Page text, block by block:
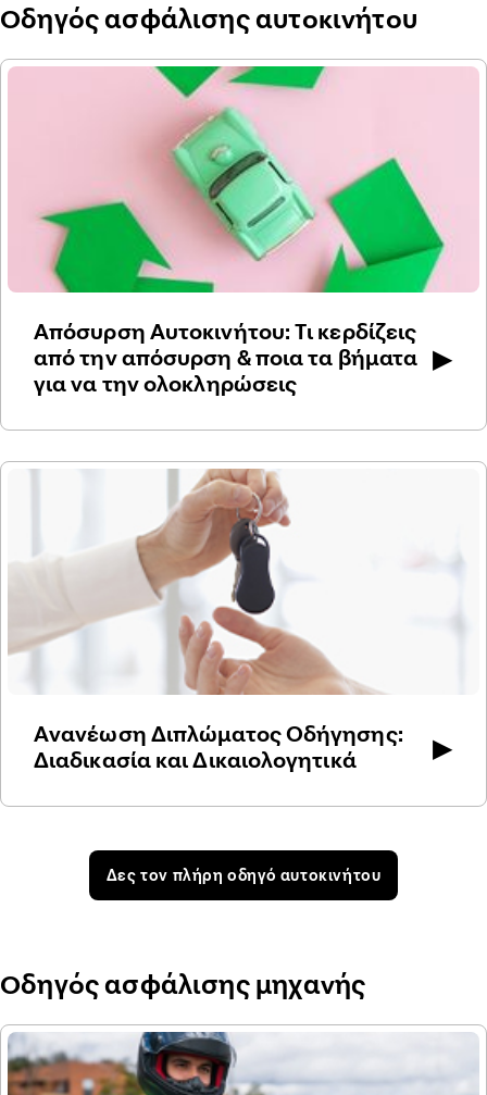
Οδηγός ασφάλισης αυτοκινήτου
Απόσυρση Αυτοκινήτου: Τι κερδίζεις
από την απόσυρση & ποια τα βήματα
για να την ολοκληρώσεις
▶
Ανανέωση Διπλώματος Οδήγησης:
Διαδικασία και Δικαιολογητικά
▶
Δες τον πλήρη οδηγό αυτοκινήτου
Οδηγός ασφάλισης μηχανής